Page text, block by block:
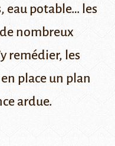
eau potable… les
nombreux
remédier, les
place un plan
ardue.